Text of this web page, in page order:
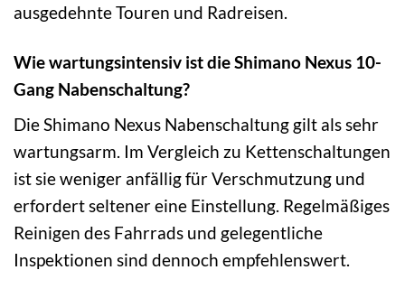
ausgedehnte Touren und Radreisen.
Wie wartungsintensiv ist die Shimano Nexus 10-
Gang Nabenschaltung?
Die Shimano Nexus Nabenschaltung gilt als sehr
wartungsarm. Im Vergleich zu Kettenschaltungen
ist sie weniger anfällig für Verschmutzung und
erfordert seltener eine Einstellung. Regelmäßiges
Reinigen des Fahrrads und gelegentliche
Inspektionen sind dennoch empfehlenswert.